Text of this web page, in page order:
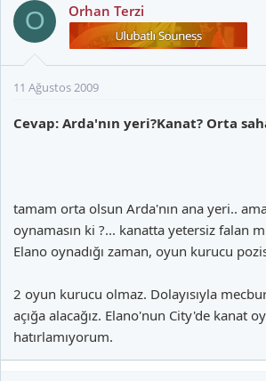
----------sabri servet hakan-------------
----------------ayhan---------------------
O Orhan Terzi
11 Ağustos 2009
Cevap: Arda'nın yeri?Kanat? Orta
tamam orta olsun Arda'nın ana yeri..
oynamasın ki ?... kanatta yetersiz falan
Elano oynadığı zaman, oyun kurucu
2 oyun kurucu olmaz. Dolayısıyla
açığa alacağız. Elano'nun City'de kanat
hatırlamıyorum.